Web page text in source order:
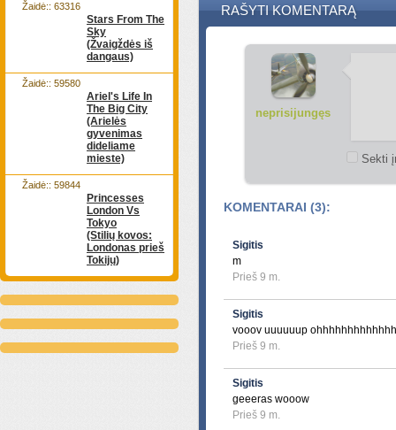
Stars From The
Sky
(Žvaigždės iš
dangaus)
Žaidė:: 63316
Ariel's Life In
The Big City
(Arielės
gyvenimas
dideliame
mieste)
Žaidė:: 59580
Princesses
London Vs
Tokyo
(Stilių kovos:
Londonas prieš
Tokijų)
Žaidė:: 59844
RAŠYTI KOMENTARĄ
neprisijungęs
Sekti
KOMENTARAI (3):
Sigitis
m
Prieš 9 m.
Sigitis
vooov uuuuuup
Prieš 9 m.
Sigitis
geeeras wooow
Prieš 9 m.